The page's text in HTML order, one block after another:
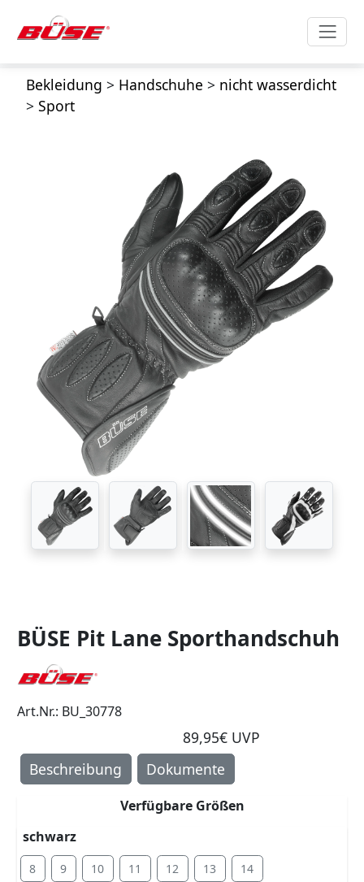
Bekleidung > Handschuhe > nicht wasserdicht
> Sport
BÜSE Pit Lane Sporthandschuh
Art.Nr.: BU_30778
89,95€ UVP
Beschreibung
Dokumente
Verfügbare Größen
schwarz
8 9 10 11 12 13 14